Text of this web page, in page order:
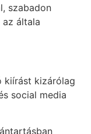
szabadon
az általa
kiírást kizárólag
social media